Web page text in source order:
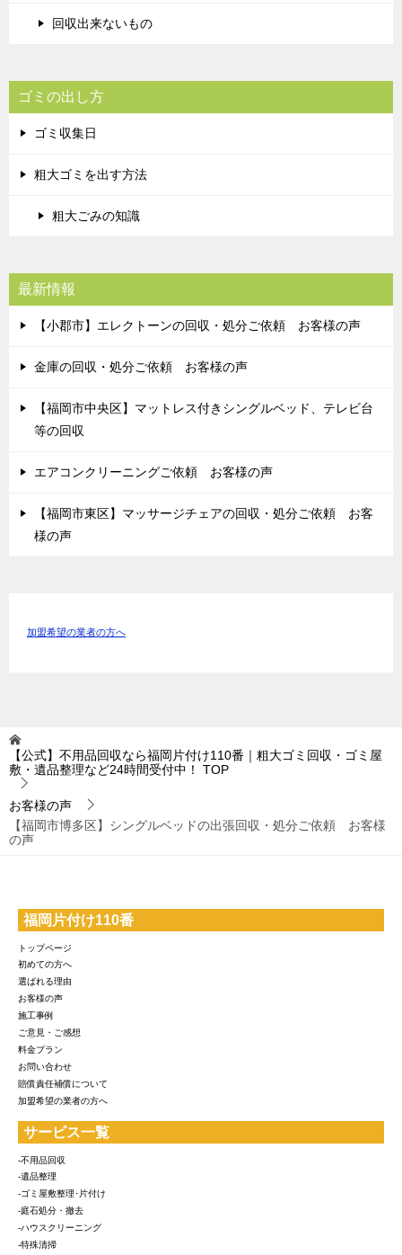
回収出来ないもの
ゴミの出し方
ゴミ収集日
粗大ゴミを出す方法
粗大ごみの知識
最新情報
【小郡市】エレクトーンの回収・処分ご依頼 お客様の声
金庫の回収・処分ご依頼 お客様の声
【福岡市中央区】マットレス付きシングルベッド、テレビ台
等の回収
エアコンクリーニングご依頼 お客様の声
【福岡市東区】マッサージチェアの回収・処分ご依頼 お客
様の声
加盟希望の業者の方へ
【公式】不用品回収なら福岡片付け110番｜粗大ゴミ回収・ゴミ屋
敷・遺品整理など24時間受付中！
TOP
お客様の声
【福岡市博多区】シングルベッドの出張回収・処分ご依頼 お客様
の声
福岡片付け110番
トップページ
初めての方へ
選ばれる理由
お客様の声
施工事例
ご意見・ご感想
料金プラン
お問い合わせ
賠償責任補償について
加盟希望の業者の方へ
サービス一覧
-不用品回収
-遺品整理
-ゴミ屋敷整理･片付け
-庭石処分・撤去
-ハウスクリーニング
-特殊清掃